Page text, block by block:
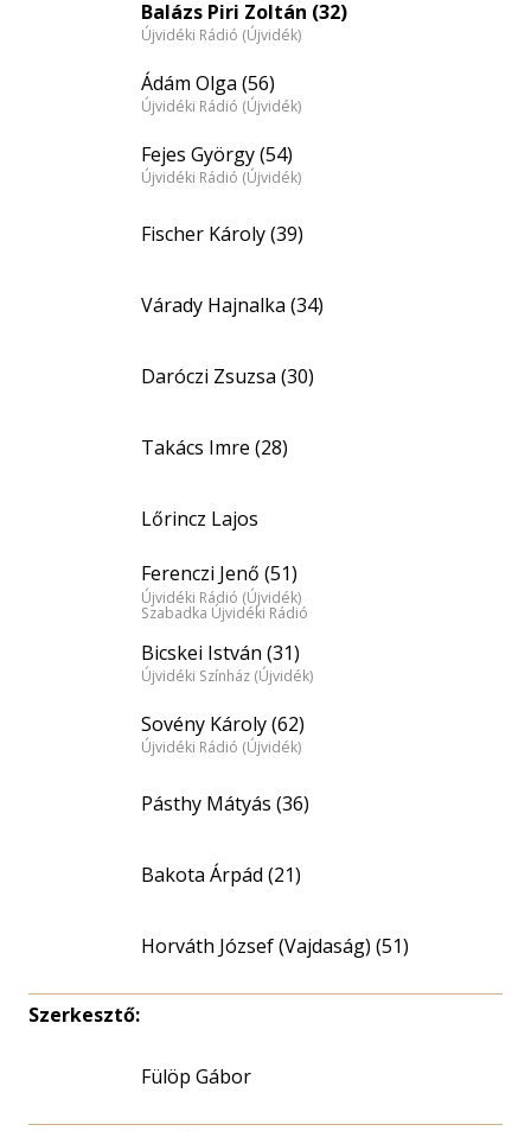
Balázs Piri Zoltán (32)
Újvidéki Rádió (Újvidék)
Ádám Olga (56)
Újvidéki Rádió (Újvidék)
Fejes György (54)
Újvidéki Rádió (Újvidék)
Fischer Károly (39)
Várady Hajnalka (34)
Daróczi Zsuzsa (30)
Takács Imre (28)
Lőrincz Lajos
Ferenczi Jenő (51)
Újvidéki Rádió (Újvidék)
Szabadka Újvidéki Rádió
Bicskei István (31)
Újvidéki Színház (Újvidék)
Sovény Károly (62)
Újvidéki Rádió (Újvidék)
Pásthy Mátyás (36)
Bakota Árpád (21)
Horváth József (Vajdaság) (51)
Szerkesztő:
Fülöp Gábor